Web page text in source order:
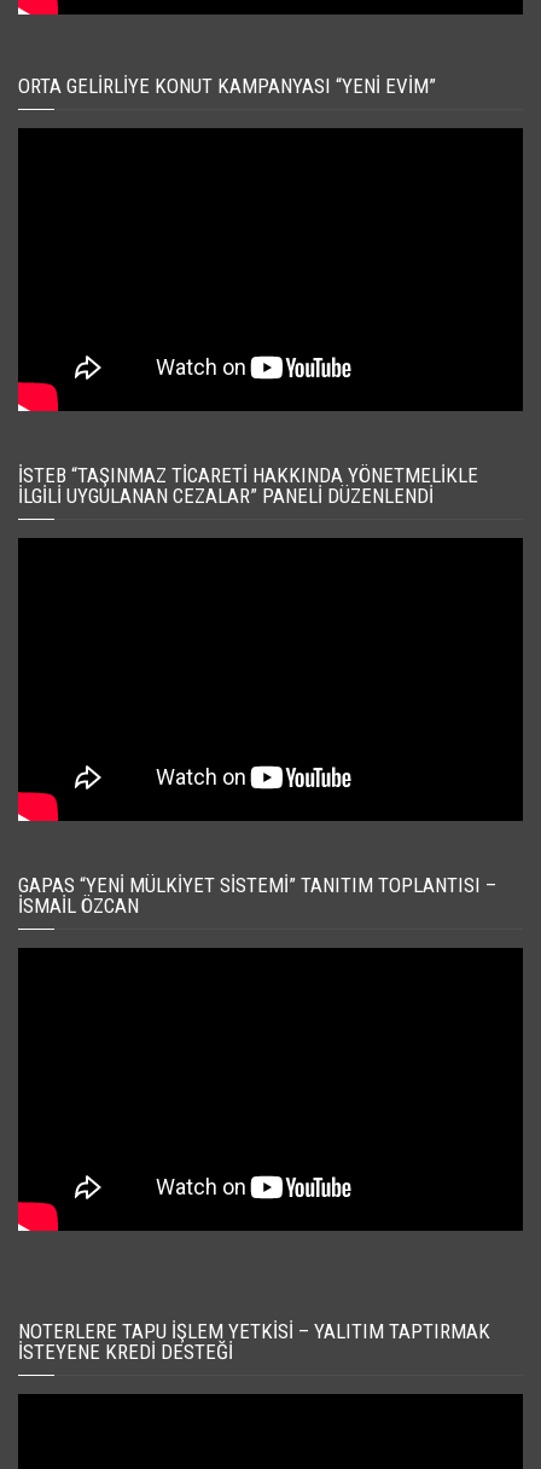
ORTA GELIRLIYE KONUT KAMPANYASI “YENI EVIM”
İSTEB “TAŞINMAZ TICARETI HAKKINDA YÖNETMELIKLE
İLGILI UYGULANAN CEZALAR” PANELI DÜZENLENDI
GAPAS “YENI MÜLKIYET SISTEMI” TANITIM TOPLANTISI –
İSMAIL ÖZCAN
NOTERLERE TAPU İŞLEM YETKISI – YALITIM TAPTIRMAK
İSTEYENE KREDI DESTEĞI